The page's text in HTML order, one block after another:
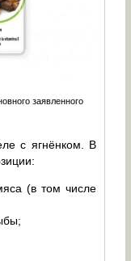
заявленного
с ягнёнком. В
(в том числе